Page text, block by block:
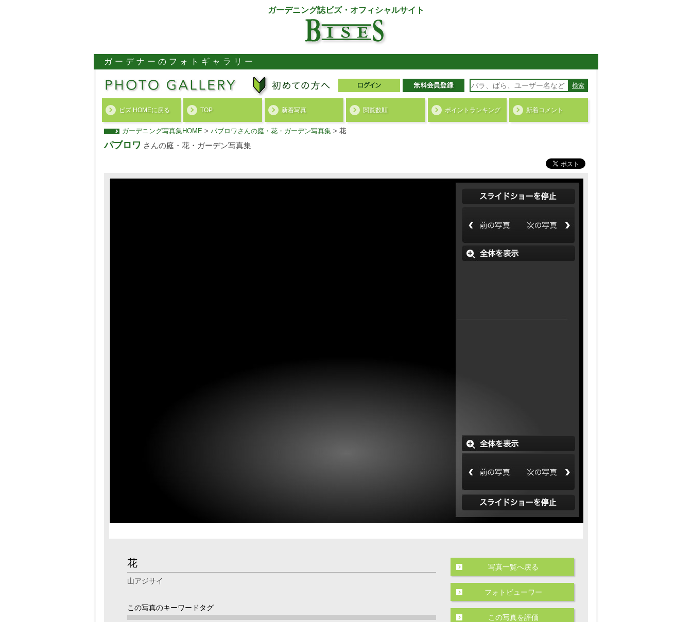
ガーデニング誌ビズ・オフィシャルサイト
ガーデナーのフォトギャラリー
検索
ビズ HOMEに戻る TOP 新着写真 閲覧数順 ポイント ランキング 新着コメント
ガーデニング写真集HOME > パブロワさんの庭・花・ガーデン写真集 > 花
パブロワ さんの庭・花・ガーデン写真集
花
山アジサイ
この写真のキーワードタグ
写真一覧へ戻る
フォトビューワー
この写真を評価